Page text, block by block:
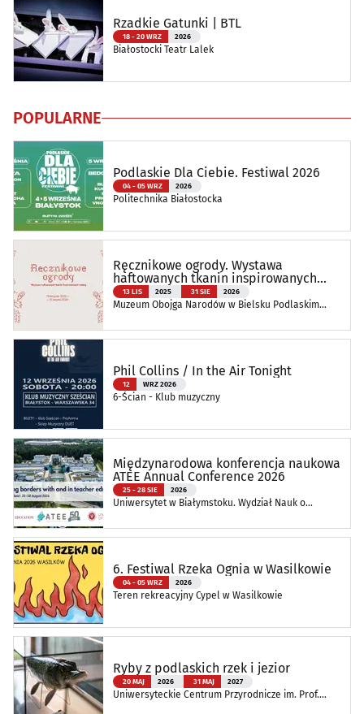
Rzadkie Gatunki | BTL
18 - 20 WRZ 2026
Białostocki Teatr Lalek
POPULARNE
Podlaskie Dla Ciebie. Festiwal 2026
04 - 05 WRZ 2026
Politechnika Białostocka
Ręcznikowe ogrody. Wystawa
haftowanych tkanin inspirowanych
naturą
13 LIS 2025 31 SIE 2026
Muzeum Obojga Narodów w Bielsku Podlaskim
Phil Collins / In the Air Tonight
12 WRZ 2026
6-Ścian - Klub muzyczny
Międzynarodowa konferencja naukowa
ATEE Annual Conference 2026
25 - 28 SIE 2026
Uniwersytet w Białymstoku. Wydział Nauk o
6. Festiwal Rzeka Ognia w Wasilkowie
04 - 05 WRZ 2026
Teren rekreacyjny Cypel w Wasilkowie
Ryby z podlaskich rzek i jezior
20 MAJ 2026 31 MAJ 2027
Uniwersyteckie Centrum Przyrodnicze im. Prof.